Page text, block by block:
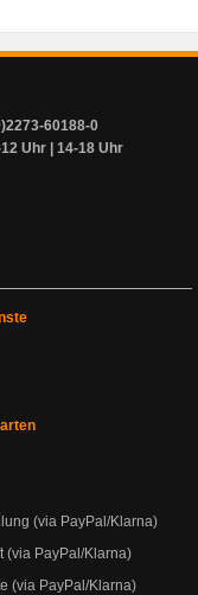
60188-0
Uhr | 14-18 Uhr
(via PayPal/Klarna)
(via PayPal/Klarna)
(via PayPal/Klarna)